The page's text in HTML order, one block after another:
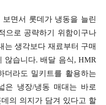
면서 롯데가 냉동을 늘린
으로 공략하기 위함이구나
는 생각보다 재료부터 구매
않습니다. 배달 음식, HMR
더라도 밀키트를 활용하는
은 냉장/냉동 매대는 바로
의 의지가 담겨 있다고 할